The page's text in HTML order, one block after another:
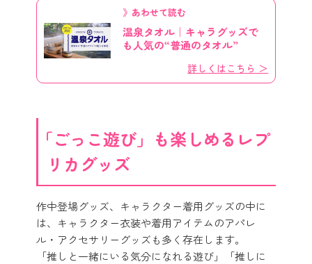
》あわせて読む
温泉タオル｜キャラグッズで
も人気の“普通のタオル”
詳しくはこちら ＞
「ごっこ遊び」も楽しめるレプ
リカグッズ
作中登場グッズ、キャラクター着用グッズの中に
は、キャラクター衣装や着用アイテムのアパレ
ル・アクセサリーグッズも多く存在します。
「推しと一緒にいる気分になれる遊び」「推しに